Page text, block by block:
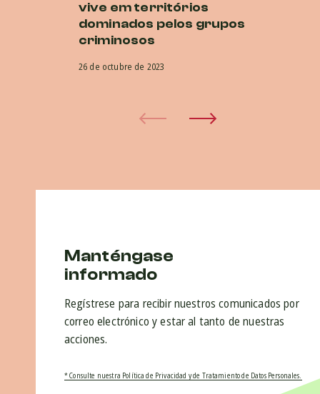
vive em territórios
dominados pelos grupos
criminosos
26 de octubre de 2023
Manténgase
informado
Regístrese para recibir nuestros comunicados por
correo electrónico y estar al tanto de nuestras
acciones.
* Consulte nuestra Política de Privacidad y de Tratamiento de Datos Personales.